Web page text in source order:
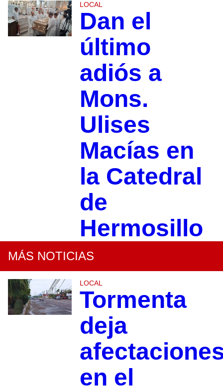
LOCAL
Dan el
último
adiós a
Mons.
Ulises
Macías en
la Catedral
de
Hermosillo
MÁS NOTICIAS
LOCAL
Tormenta
deja
en el